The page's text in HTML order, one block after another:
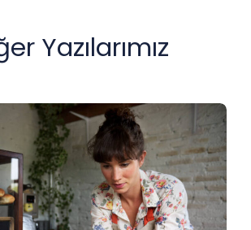
Yazılarımız